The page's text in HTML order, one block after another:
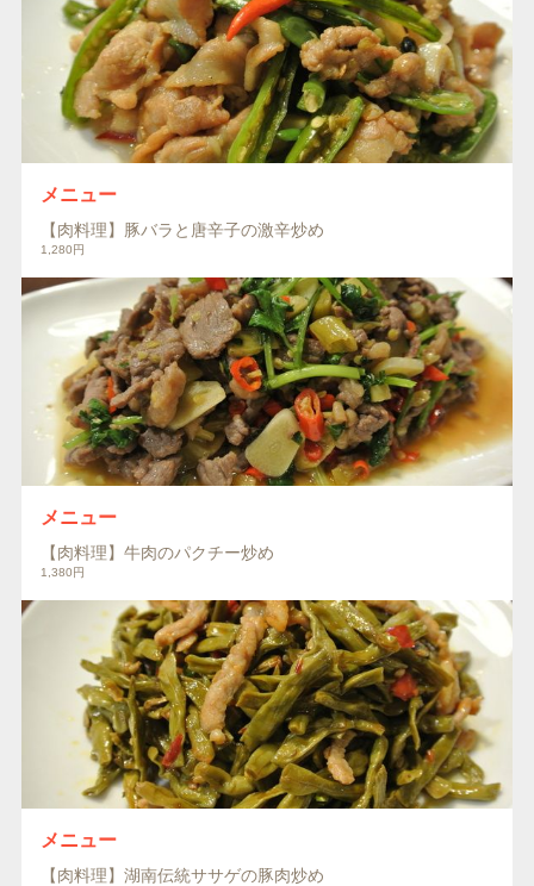
メニュー
【肉料理】豚バラと唐辛子の激辛炒め
1,280円
メニュー
【肉料理】牛肉のパクチー炒め
1,380円
メニュー
【肉料理】湖南伝統ササゲの豚肉炒め